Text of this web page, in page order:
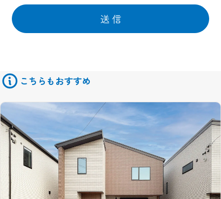
個人情報の利用
当社はお客様からのお申し出により物件資料の送付、会員情報誌や
商品の発送などの為に他の会社に業務の一部を委託する場合があり
ていただくことがあります。
このような情報提供を希望されないお客様は、ご面倒でも当サイト
当社はセキュリティに関して収集した個人情報は、適切な管理のも
とで安全に保管し、不正アクセス、紛失、破壊、改竄、漏洩等から
保護するための対策を講じ、業務の委託先にもこれを徹底するよう
指導いたします。
個人情報の開示
当社がお預かりした個人情報は、下記のいずれかに該当する場合を
除いていかなる第三者にも開示いたしません。
こちらもおすすめ